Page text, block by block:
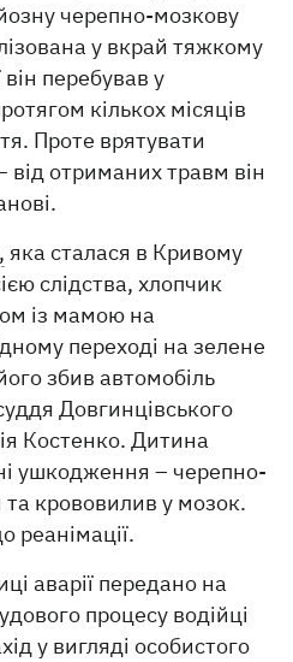
черепно-мозкову
у вкрай тяжкому
перебував у
кількох місяців
Проте врятувати
від отриманих травм він
яка сталася в Кривому
слідства, хлопчик
із мамою на
переході на зелене
збив автомобіль
Довгинцівського
Костенко. Дитина
ушкодження – черепно-
та крововилив у мозок.
реанімації.
аварії передано на
процесу водійці
у вигляді особистого